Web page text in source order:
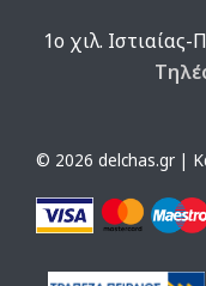
1ο χιλ.
© 2026 delchas.gr |